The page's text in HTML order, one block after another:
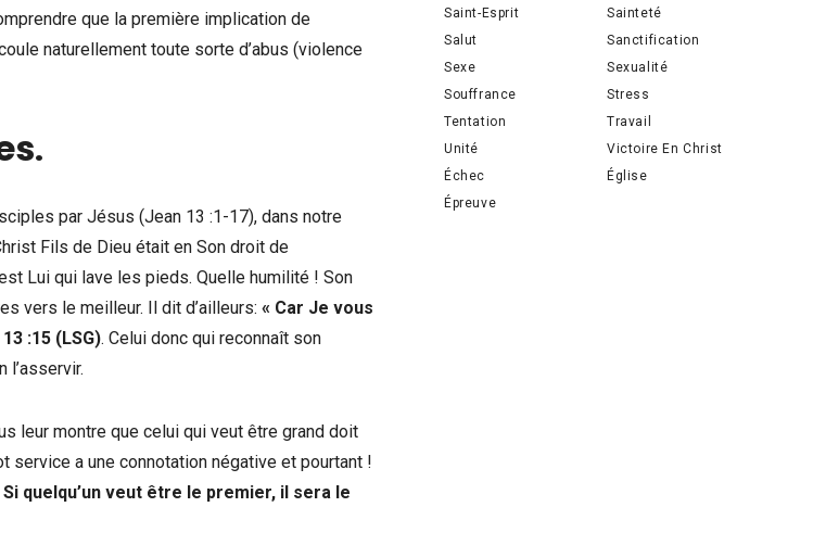
que la première implication de
naturellement toute sorte d’abus (violence
.
par Jésus (Jean 13 :1-17), dans notre
Fils de Dieu était en Son droit de
Lui qui lave les pieds. Quelle humilité ! Son
vers le meilleur. Il dit d’ailleurs: « Car Je vous
:15 (LSG). Celui donc qui reconnaît son
leur montre que celui qui veut être grand doit
service a une connotation négative et pourtant !
quelqu’un veut être le premier, il sera le
Saint-Esprit
Sainteté
Salut
Sanctification
Sexe
Sexualité
Souffrance
Stress
Tentation
Travail
Unité
Victoire En Christ
Échec
Église
Épreuve